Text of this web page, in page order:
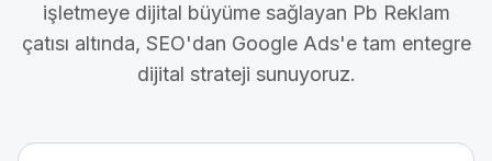
işletmeye dijital büyüme sağlayan Pb Reklam
çatısı altında, SEO'dan Google Ads'e tam entegre
dijital strateji sunuyoruz.